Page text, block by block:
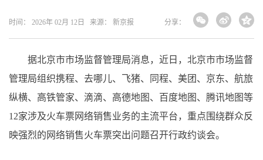
时间： 2026年 02月 12日 来源： 新京报 分享：
据北京市市场监督管理局消息，近日，北京市市场监督
管理局组织携程、去哪儿、飞猪、同程、美团、京东、航旅
纵横、高铁管家、滴滴、高德地图、百度地图、腾讯地图等
12家涉及火车票网络销售业务的主流平台，重点围绕群众反
映强烈的网络销售火车票突出问题召开行政约谈会。